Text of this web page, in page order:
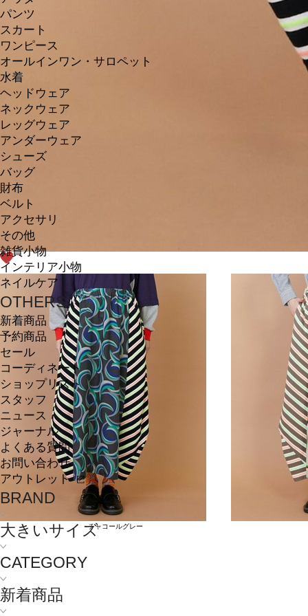
パンツ
スカート
ワンピース
オールインワン・サロペット
水着
ヘッドウェア
ネックウェア
レッグウェア
アンダーウェア
シューズ
バッグ
財布
ベルト
アクセサリ
その他
雑貨小物
インテリア小物
ネイルケア
OTHERS
新着商品
予約商品
セール
コーディネート
ショップリスト
スタッフ
ニュース
ジャーナル
よくある質問
お問い合わせ
アウトレット
BRAND
大きいサイズ
CATEGORY
新着商品
チャコールグレー